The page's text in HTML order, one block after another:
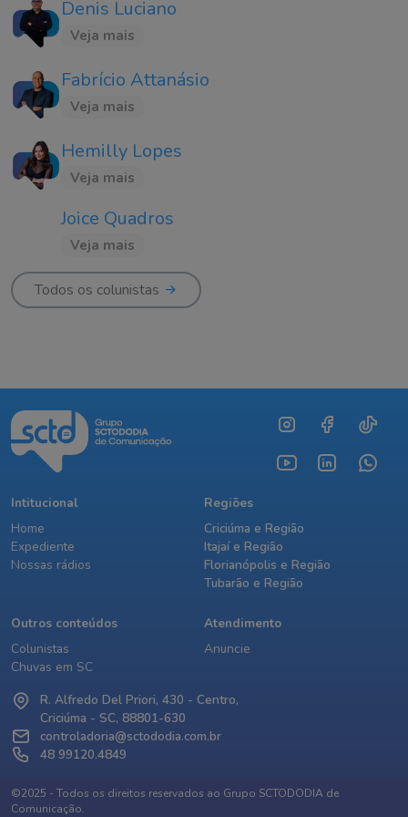
Denis Luciano
Veja mais
Fabrício Attanásio
Veja mais
Hemilly Lopes
Veja mais
Joice Quadros
Veja mais
Todos os colunistas
Intitucional
Home
Expediente
Nossas rádios
Regiões
Criciúma e Região
Itajaí e Região
Florianópolis e Região
Tubarão e Região
Outros conteúdos
Colunistas
Chuvas em SC
Atendimento
Anuncie
R. Alfredo Del Priori, 430 - Centro,
Criciúma - SC, 88801-630
controladoria@sctododia.com.br
48 99120.4849
©2025 - Todos os direitos reservados ao Grupo SCTODODIA de
Comunicação.